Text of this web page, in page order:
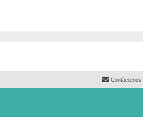
Contáctenos